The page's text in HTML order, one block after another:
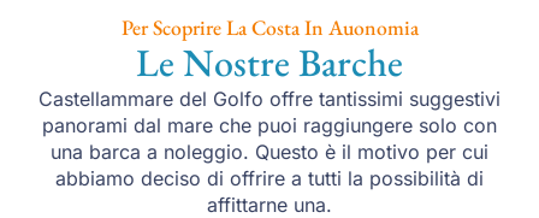
Per Scoprire La Costa In Auonomia
Le Nostre Barche
Castellammare del Golfo offre tantissimi suggestivi
panorami dal mare che puoi raggiungere solo con
una barca a noleggio. Questo è il motivo per cui
abbiamo deciso di offrire a tutti la possibilità di
affittarne una.